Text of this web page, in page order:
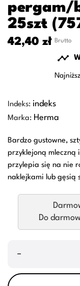
pergam/
25szt
42,40 zł Brutto

Indeks: indeks
Marka: Herma
Bardzo gustowne,
przyklejoną
przylepia się na nie
naklejkami lub gęsią
Do
–